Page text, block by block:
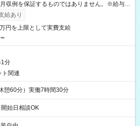
収例を保証するものではありません。※給与即
用可（利用条件有）
給あり
円を上限として実費支給
1分
ト関連
憩60分）実働7時間30分
始日相談OK